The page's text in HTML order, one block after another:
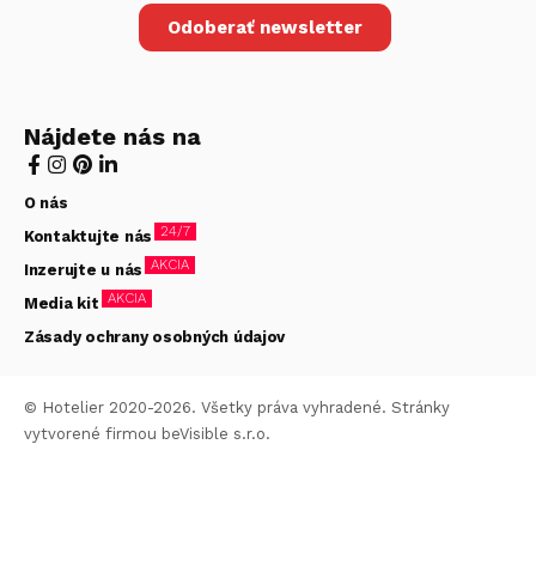
Odoberať newsletter
Nájdete nás na
O nás
Kontaktujte nás 24/7
Inzerujte u nás AKCIA
Media kit AKCIA
Zásady ochrany osobných údajov
© Hotelier 2020-2026. Všetky práva vyhradené. Stránky
vytvorené firmou beVisible s.r.o.